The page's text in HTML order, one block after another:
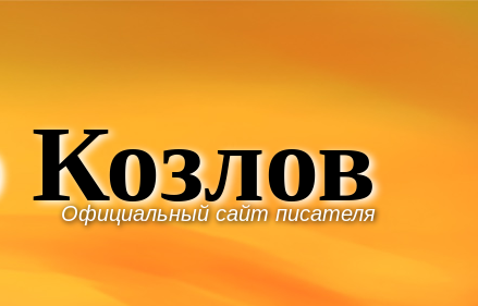
Козлов
Официальный сайт писателя